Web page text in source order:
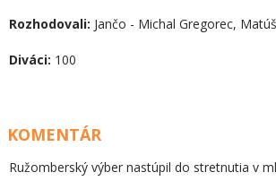
Rozhodovali: Jančo - Michal Gregorec,
Diváci: 100
KOMENTÁR
Ružomberský výber nastúpil do stretnutia v